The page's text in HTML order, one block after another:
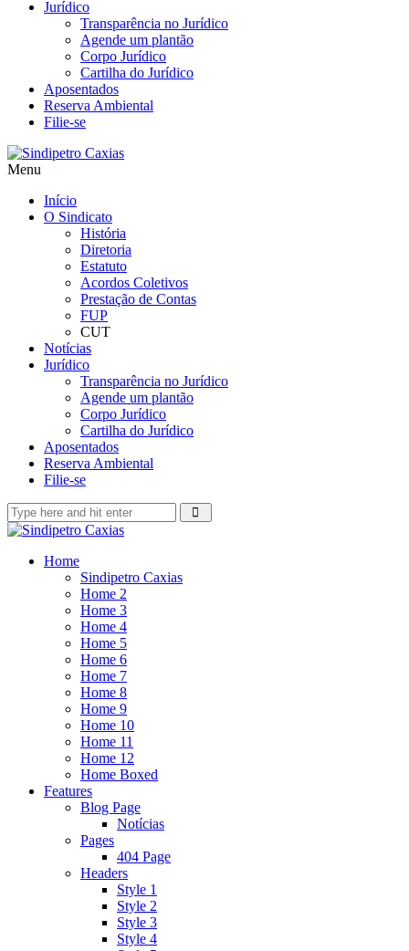
Jurídico
Transparência no Jurídico
Agende um plantão
Corpo Jurídico
Cartilha do Jurídico
Aposentados
Reserva Ambiental
Filie-se
Menu
Início
O Sindicato
História
Diretoria
Estatuto
Acordos Coletivos
Prestação de Contas
FUP
CUT
Notícias
Jurídico
Transparência no Jurídico
Agende um plantão
Corpo Jurídico
Cartilha do Jurídico
Aposentados
Reserva Ambiental
Filie-se
Home
Sindipetro Caxias
Home 2
Home 3
Home 4
Home 5
Home 6
Home 7
Home 8
Home 9
Home 10
Home 11
Home 12
Home Boxed
Features
Blog Page
Notícias
Pages
404 Page
Headers
Style 1
Style 2
Style 3
Style 4